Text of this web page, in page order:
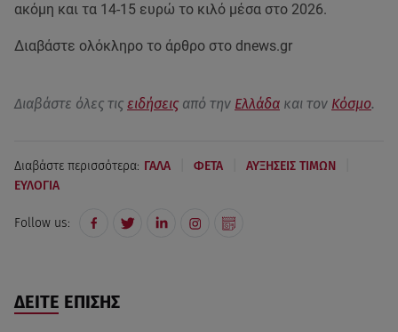
ακόμη και τα 14-15 ευρώ το κιλό μέσα στο 2026.
Διαβάστε ολόκληρο το άρθρο στο dnews.gr
Διαβάστε όλες τις ειδήσεις από την Ελλάδα και τον Κόσμο.
Διαβάστε περισσότερα: ΓΑΛΑ ΦΕΤΑ ΑΥΞΗΣΕΙΣ ΤΙΜΩΝ
ΕΥΛΟΓΙΑ
Follow us:
ΔΕΙΤΕ ΕΠΙΣΗΣ